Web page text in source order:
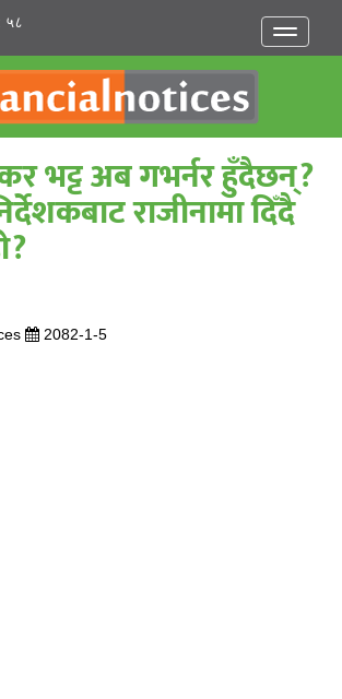
Toggle
५८
भट्ट अब गभर्नर हुँदैछन्?
राजीनामा दिँदै
2082-1-5